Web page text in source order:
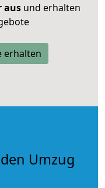
ausund erhalten
erhalten
Umzug